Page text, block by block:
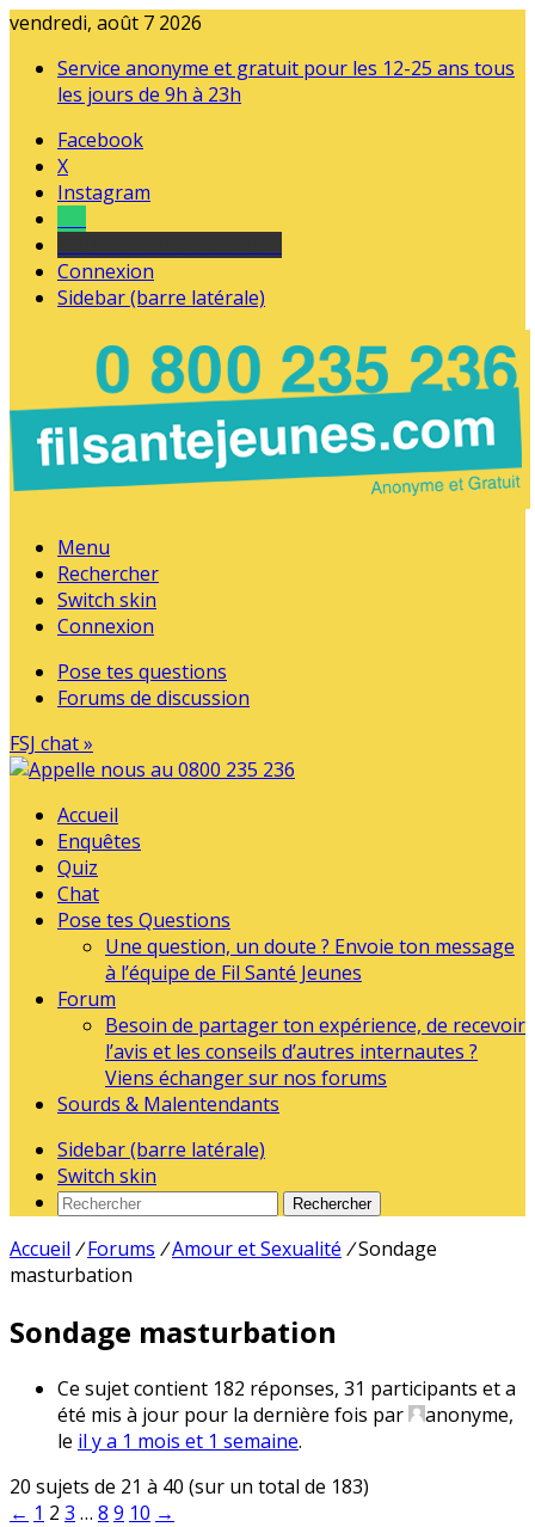
vendredi, août 7 2026
Service anonyme et gratuit pour les 12-25 ans tous
les jours de 9h à 23h
Facebook
X
Instagram
Connexion
Sidebar (barre latérale)
Menu
Rechercher
Switch skin
Connexion
Pose tes questions
Forums de discussion
FSJ chat »
Accueil
Enquêtes
Quiz
Chat
Pose tes Questions
Une question, un doute ? Envoie ton message
à l’équipe de Fil Santé Jeunes
Forum
Besoin de partager ton expérience, de recevoir
l’avis et les conseils d’autres internautes ?
Viens échanger sur nos forums
Sourds & Malentendants
Sidebar (barre latérale)
Switch skin
Rechercher
Accueil / Forums /Amour et Sexualité /Sondage
masturbation
Sondage masturbation
Ce sujet contient 182 réponses, 31 participants et a
été mis à jour pour la dernière fois par
anonyme,
le il y a 1 mois et 1 semaine.
20 sujets de 21 à 40 (sur un total de 183)
← 1 2 3 … 8 9 10 →